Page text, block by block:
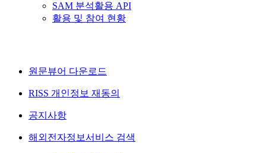
SAM 분석활용 API
활용 및 참여 현황
원문뷰어 다운로드
RISS 개인정보 재동의
공지사항
해외전자정보서비스 검색